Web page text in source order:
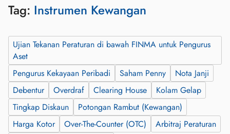
Tag: Instrumen Kewangan
Ujian Tekanan Peraturan di bawah FINMA untuk Pengurus
Aset
Pengurus Kekayaan Peribadi
Saham Penny
Nota Janji
Debentur
Overdraf Clearing House
Kolam Gelap
Tingkap Diskaun
Potongan Rambut (Kewangan)
Harga Kotor
Over-The-Counter (OTC)
Arbitraj Peraturan